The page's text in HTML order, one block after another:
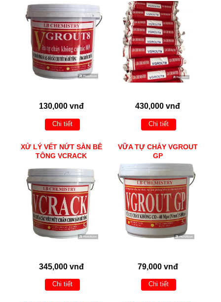
130,000 vnđ
Chi tiết
430,000 vnđ
Chi tiết
XỬ LÝ VẾT NỨT SÀN BÊ
TÔNG VCRACK
345,000 vnđ
Chi tiết
VỮA TỰ CHẢY VGROUT
GP
79,000 vnđ
Chi tiết